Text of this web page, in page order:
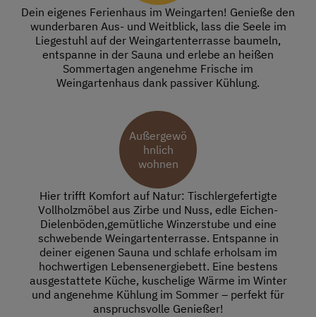
Dein eigenes Ferienhaus im Weingarten! Genieße den
wunderbaren Aus- und Weitblick, lass die Seele im
Liegestuhl auf der Weingartenterrasse baumeln,
entspanne in der Sauna und erlebe an heißen
Sommertagen angenehme Frische im
Weingartenhaus dank passiver Kühlung.
Außergewö
hnlich
wohnen
Hier trifft Komfort auf Natur: Tischlergefertigte
Vollholzmöbel aus Zirbe und Nuss, edle Eichen-
Dielenböden,gemütliche Winzerstube und eine
schwebende Weingartenterrasse. Entspanne in
deiner eigenen Sauna und schlafe erholsam im
hochwertigen Lebensenergiebett. Eine bestens
ausgestattete Küche, kuschelige Wärme im Winter
und angenehme Kühlung im Sommer – perfekt für
anspruchsvolle Genießer!